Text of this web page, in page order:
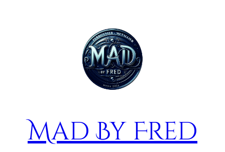
Mad By Fred